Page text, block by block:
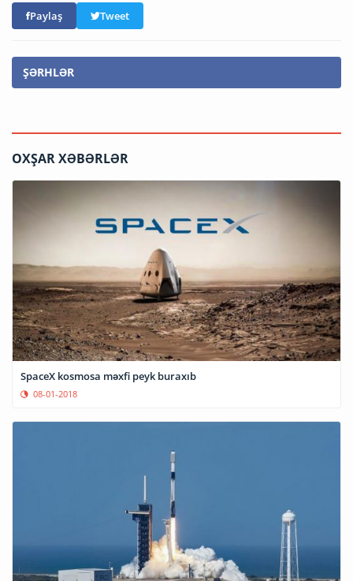
Paylaş Tweet
ŞƏRHLƏR
OXŞAR XƏBƏRLƏR
SpaceX kosmosa məxfi peyk buraxıb
08-01-2018